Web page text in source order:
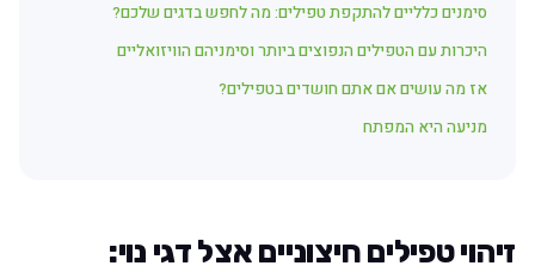
סימנים כלליים להתקפת טפילים: מה לחפש בדגים שלכם?
היכרות עם הטפילים הנפוצים ביותר וסימניהם הוויזואליים
אז מה עושים אם אתם חושדים בטפילים?
מניעה היא המפתח
זיהוי טפילים חיצוניים אצל דגי נוי: